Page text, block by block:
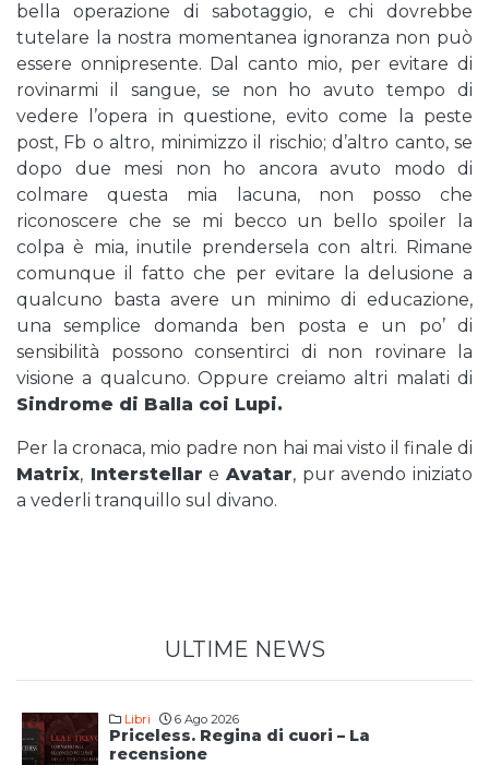
bella operazione di sabotaggio, e chi dovrebbe
tutelare la nostra momentanea ignoranza non può
essere onnipresente. Dal canto mio, per evitare di
rovinarmi il sangue, se non ho avuto tempo di
vedere l’opera in questione, evito come la peste
post, Fb o altro, minimizzo il rischio; d’altro canto, se
dopo due mesi non ho ancora avuto modo di
colmare questa mia lacuna, non posso che
riconoscere che se mi becco un bello spoiler la
colpa è mia, inutile prendersela con altri. Rimane
comunque il fatto che per evitare la delusione a
qualcuno basta avere un minimo di educazione,
una semplice domanda ben posta e un po’ di
sensibilità possono consentirci di non rovinare la
visione a qualcuno. Oppure creiamo altri malati di
Sindrome di Balla coi Lupi.
Per la cronaca, mio padre non hai mai visto il finale di
Matrix, Interstellar eAvatar, pur avendo iniziato
a vederli tranquillo sul divano.
ULTIME NEWS
Libri 6 Ago 2026
Priceless. Regina di cuori – La
recensione